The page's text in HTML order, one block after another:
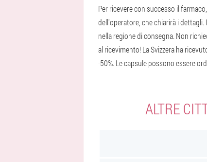
Per ricevere con successo il
dell'operatore, che chiarirà i
nella regione di consegna. Non
al ricevimento! La Svizzera ha
-50%. Le capsule possono essere
ALTRE